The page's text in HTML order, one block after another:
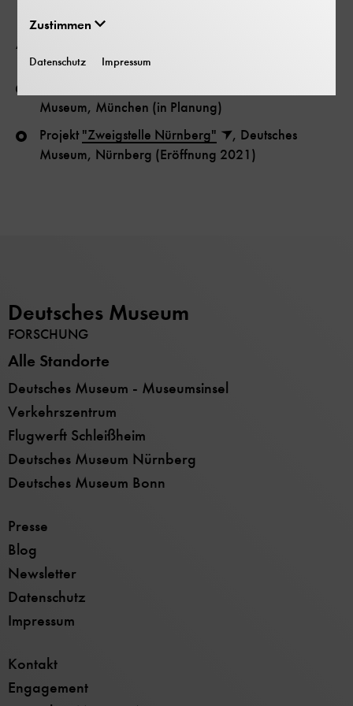
Ausstellungen / Projekte
Museum, München (in Planung)
Projekt "Zweigstelle Nürnberg"
, Deutsches
Museum, Nürnberg (Eröffnung 2021)
Deutsches Museum
FORSCHUNG
Alle Standorte
Deutsches Museum - Museumsinsel
Verkehrszentrum
Flugwerft Schleißheim
Deutsches Museum Nürnberg
Deutsches Museum Bonn
Presse
Blog
Newsletter
Datenschutz
Impressum
Kontakt
Engagement
Zustimmen
Datenschutz Impressum